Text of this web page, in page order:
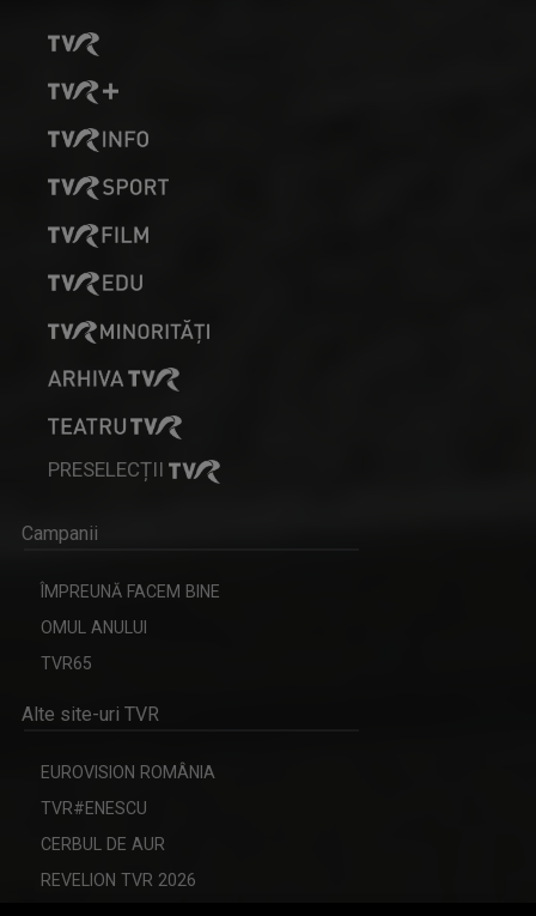
PRESELECȚII
Campanii
ÎMPREUNĂ FACEM BINE
OMUL ANULUI
TVR65
Alte site-uri TVR
EUROVISION ROMÂNIA
TVR#ENESCU
CERBUL DE AUR
REVELION TVR 2026